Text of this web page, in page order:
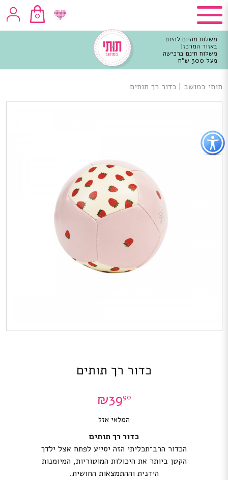
כפתור
לפתיחת
תפריט
נגישות
0
משלוח מהיום להיום
באזור המרכז!
משלוח חינם ברכישה
מעל 300 ש"ח
מרכזי
תותי במושב | כדור רך תותים
כדור רך תותים
₪3990
המלאי אזל
כדור רך תותים
הכדור הרב־תכליתי הזה יסייע לפתח אצל ילדך
הקטן ביותר את היכולות המוטוריות, המיומנות
הידנית וההתמצאות החושית.